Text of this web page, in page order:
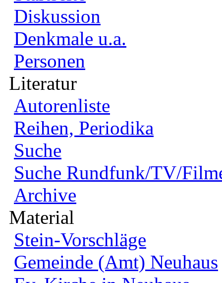
Diskussion
Denkmale u.a.
Personen
Literatur
Autorenliste
Reihen, Periodika
Suche
Suche Rundfunk/TV/
Archive
Material
Stein-Vorschläge
Gemeinde (Amt) Neuhaus